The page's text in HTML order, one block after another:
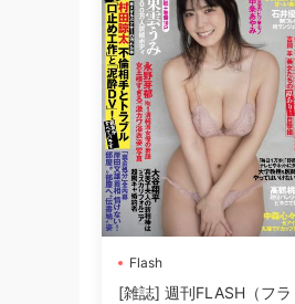
Flash
[雑誌] 週刊FLASH（フラ